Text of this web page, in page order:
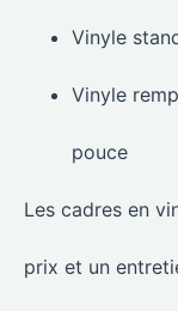
Vinyle
Vinyle
pouce
Les cadres en
prix et un